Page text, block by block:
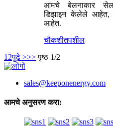
आमचे बेलनाकार सेल
डिझाइन केलेले आहेत,
आहेत.
चौकशीतपशील
1 2पुढे >>> पृष्ठ 1/2
sales@keeponenergy.com
आमचे अनुसरण करा: